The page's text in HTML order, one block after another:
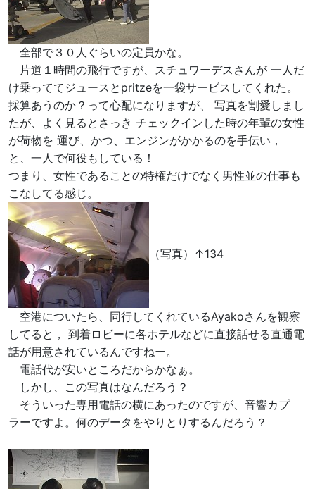
全部で３０人ぐらいの定員かな。
片道１時間の飛行ですが、スチュワーデスさんが 一人だ
け乗っててジュースとpritzeを一袋サービスしてくれた。
採算あうのか？って心配になりますが、 写真を割愛しまし
たが、よく見るとさっき チェックインした時の年輩の女性
が荷物を 運び、かつ、エンジンがかかるのを手伝い，
と、一人で何役もしている！
つまり、女性であることの特権だけでなく男性並の仕事も
こなしてる感じ。
（写真）↑134
空港についたら、同行してくれているAyakoさんを観察
してると， 到着ロビーに各ホテルなどに直接話せる直通電
話が用意されているんですねー。
電話代が安いところだからかなぁ。
しかし、この写真はなんだろう？
そういった専用電話の横にあったのですが、音響カプ
ラーですよ。何のデータをやりとりするんだろう？